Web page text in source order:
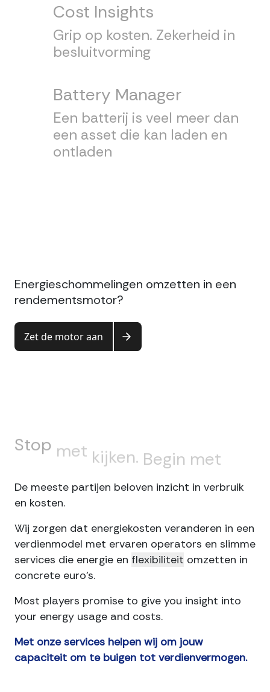
Cost Insights
Grip op kosten. Zekerheid in
besluitvorming
Battery Manager
Een batterij is veel meer dan
een asset die kan laden en
ontladen
Energieschommelingen omzetten in een
rendementsmotor?
Zet de motor aan
Stop met kijken. Begin met
sturen
De meeste partijen beloven inzicht in verbruik
en kosten.
Wij zorgen dat energiekosten veranderen in een
verdienmodel met ervaren operators en slimme
services die energie en flexibiliteit omzetten in
concrete euro’s.
Most players promise to give you insight into
your energy usage and costs.
Met onze services helpen wij om jouw
capaciteit om te buigen tot verdienvermogen.